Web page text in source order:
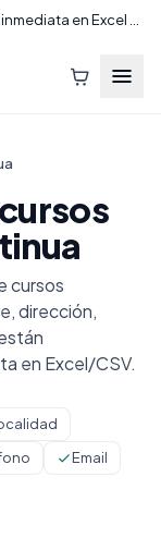
cursos
dirección,
en Excel/CSV.
Email